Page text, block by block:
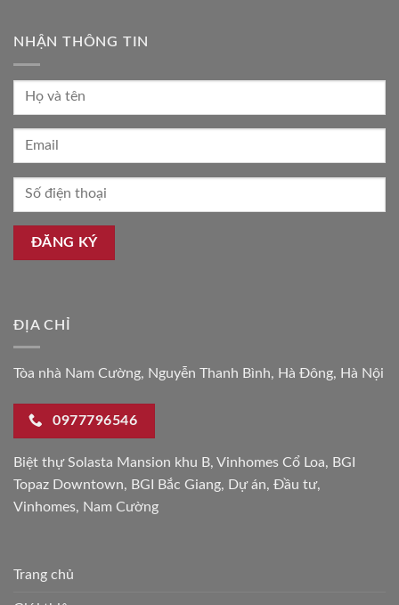
NHẬN THÔNG TIN
ĐỊA CHỈ
Tòa nhà Nam Cường, Nguyễn Thanh Bình, Hà Đông, Hà Nội
0977796546
Biệt thự Solasta Mansion khu B, Vinhomes Cổ Loa, BGI
Topaz Downtown, BGI Bắc Giang, Dự án, Đầu tư,
Vinhomes, Nam Cường
Trang chủ